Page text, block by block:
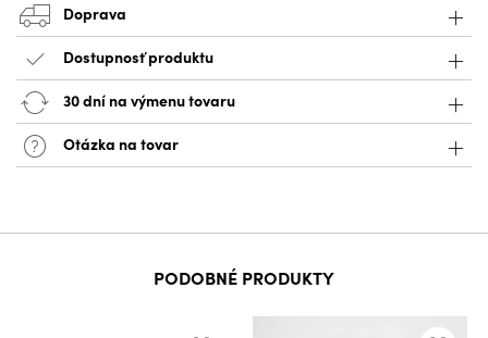
Doprava
Dostupnosť produktu
30 dní na výmenu tovaru
Otázka na tovar
PODOBNÉ PRODUKTY